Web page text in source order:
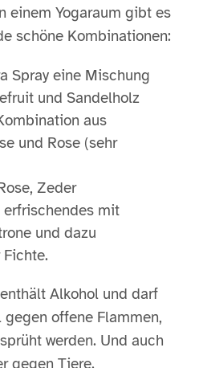
einem Yogaraum gibt es
schöne Kombinationen:
Spray eine Mischung
und Sandelholz
aus
und Rose (sehr
Zeder
erfrischendes mit
und dazu
Alkohol und darf
offene Flammen,
werden. Und auch
gegen Tiere.